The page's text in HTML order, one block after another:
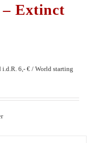
Extinct
6,- € / World starting